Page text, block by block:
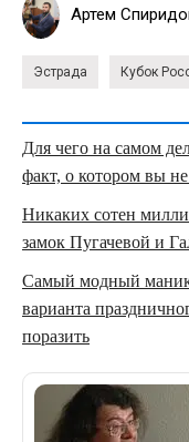
Артем
Эстрада Кубок
Для чего на самом
факт, о котором вы
Никаких сотен
замок Пугачевой и
Самый модный
варианта
поразить